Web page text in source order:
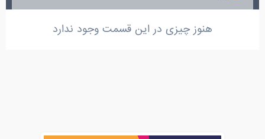
هنوز چیزی در این قسمت وجود ندارد